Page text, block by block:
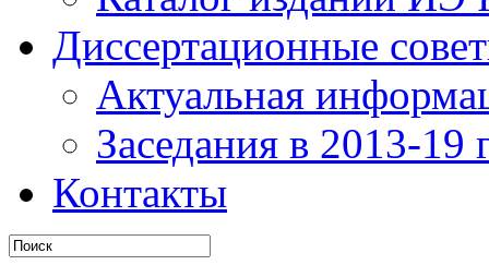
Диссертационные
Актуальная
Заседания в 2013-19
Контакты